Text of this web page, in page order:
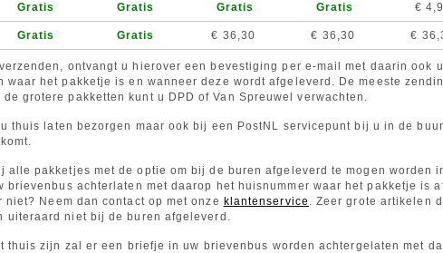
Gratis Gratis Gratis Gratis €
Gratis Gratis € 36,30 € 36,30 €
ontvangt u hierover een bevestiging per e-mail met daarin ook
waar het pakketje is en wanneer deze wordt afgeleverd. De meeste
grotere pakketten kunt u DPD of Van Spreuwel verwachten.
thuis laten bezorgen maar ook bij een PostNL servicepunt bij u in de
alle pakketjes met de optie om bij de buren afgeleverd te mogen worden
brievenbus achterlaten met daarop het huisnummer waar het pakketje is
Neem dan contact op met onze klantenservice . Zeer grote artikelen
uiteraard niet bij de buren afgeleverd.
thuis zijn zal er een briefje in uw brievenbus worden achtergelaten met